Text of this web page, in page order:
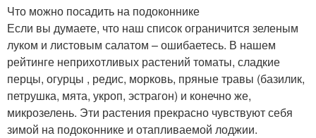
Что можно посадить на подоконнике
Если вы думаете, что наш список ограничится зеленым
луком и листовым салатом – ошибаетесь. В нашем
рейтинге неприхотливых растений томаты, сладкие
перцы, огурцы , редис, морковь, пряные травы (базилик,
петрушка, мята, укроп, эстрагон) и конечно же,
микрозелень. Эти растения прекрасно чувствуют себя
зимой на подоконнике и отапливаемой лоджии.